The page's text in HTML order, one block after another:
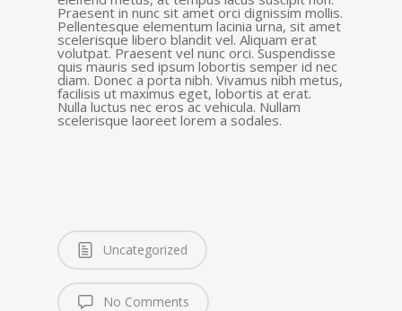
Praesent in nunc sit amet orci dignissim mollis.
Pellentesque elementum lacinia urna, sit amet
scelerisque libero blandit vel. Aliquam erat
volutpat. Praesent vel nunc orci. Suspendisse
quis mauris sed ipsum lobortis semper id nec
diam. Donec a porta nibh. Vivamus nibh metus,
facilisis ut maximus eget, lobortis at erat.
Nulla luctus nec eros ac vehicula. Nullam
scelerisque laoreet lorem a sodales.
Uncategorized
No Comments